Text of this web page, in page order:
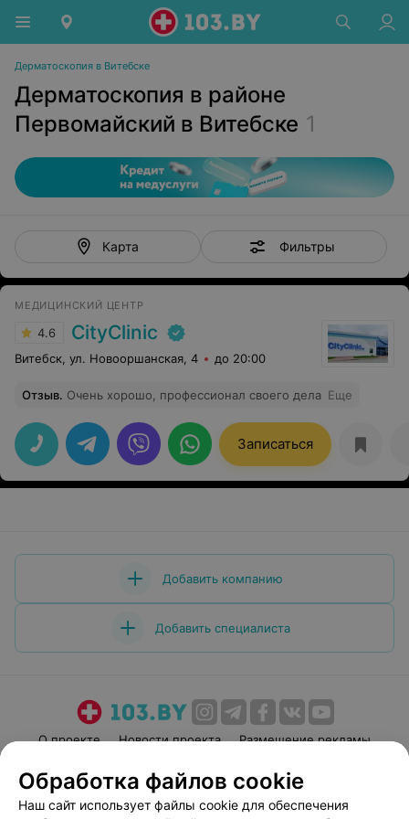
Дерматоскопия в Витебске
Дерматоскопия в районе
Первомайский в Витебске 1
Карта Фильтры
МЕДИЦИНСКИЙ ЦЕНТР
4.6 CityClinic
Витебск, ул. Новооршанская, 4 до 20:00
Отзыв. Очень хорошо, профессионал своего дела Еще
Записаться
Добавить компанию
Добавить специалиста
О проекте Новости проекта
Размещение рекламы
Пользовательское соглашение
Способы оплаты
Обработка файлов cookie
Наш сайт использует файлы cookie для обеспечения